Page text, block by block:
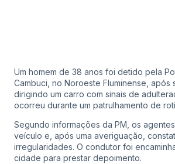
Um homem de 38 anos foi detido pela
Cambuci, no Noroeste Fluminense, após
dirigindo um carro com sinais de
ocorreu durante um patrulhamento de
Segundo informações da PM, os
veículo e, após uma averiguação,
irregularidades. O condutor foi
cidade para prestar depoimento.